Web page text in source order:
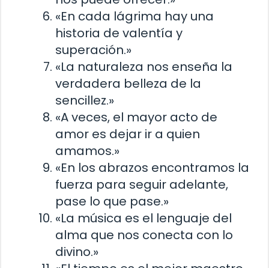
«En cada lágrima hay una
historia de valentía y
superación.»
«La naturaleza nos enseña la
verdadera belleza de la
sencillez.»
«A veces, el mayor acto de
amor es dejar ir a quien
amamos.»
«En los abrazos encontramos la
fuerza para seguir adelante,
pase lo que pase.»
«La música es el lenguaje del
alma que nos conecta con lo
divino.»